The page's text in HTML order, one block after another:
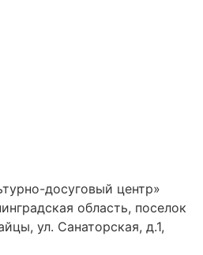
досуговый центр»
область, поселок
ул. Санаторская, д.1,